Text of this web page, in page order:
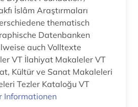
İslâm Araştırmaları
thematisch
Datenbanken
auch Volltexte
Kültür ve Sanat Makaleleri
Tezler Kataloğu VT
Informationen